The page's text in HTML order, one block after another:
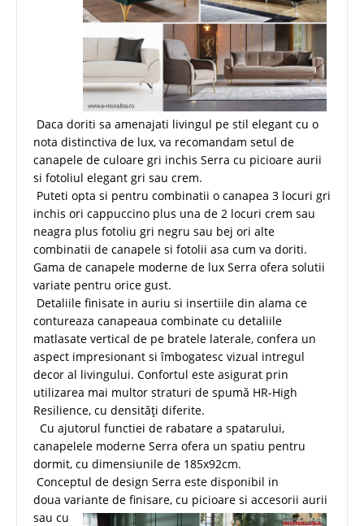
Daca doriti sa amenajati livingul pe stil elegant cu o
nota distinctiva de lux, va recomandam setul de
canapele de culoare gri inchis Serra cu picioare aurii
si fotoliul elegant gri sau crem.
Puteti opta si pentru combinatii o canapea 3 locuri gri
inchis ori cappuccino plus una de 2 locuri crem sau
neagra plus fotoliu gri negru sau bej ori alte
combinatii de canapele si fotolii asa cum va doriti.
Gama de canapele moderne de lux Serra ofera solutii
variate pentru orice gust.
Detaliile finisate in auriu si insertiile din alama ce
contureaza canapeaua combinate cu detaliile
matlasate vertical de pe bratele laterale, confera un
aspect impresionant si îmbogatesc vizual intregul
decor al livingului. Confortul este asigurat prin
utilizarea mai multor straturi de spumă HR-High
Resilience, cu densități diferite.
Cu ajutorul functiei de rabatare a spatarului,
canapelele moderne Serra ofera un spatiu pentru
dormit, cu dimensiunile de 185x92cm.
Conceptul de design Serra este disponibil in
doua variante de finisare, cu picioare si accesorii aurii
sau cu